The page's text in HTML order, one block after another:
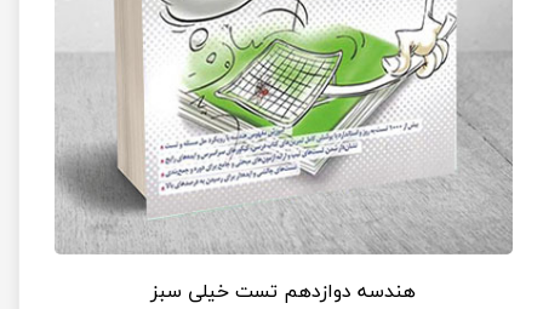
هندسه دوازدهم تست خیلی سبز